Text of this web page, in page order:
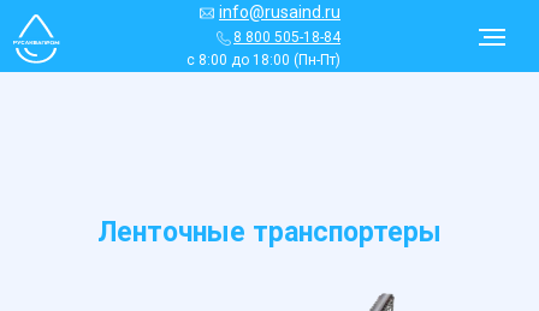
8 800 505-18-84
с 8:00 до 18:00 (Пн-Пт)
info@rusaind.ru
Ленточные транспортеры